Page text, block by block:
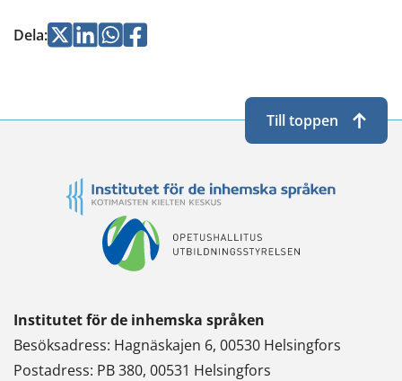
Dela:Jaa Jaa Jaa
Jaa
Institutet för de inhemska språken
Besöksadress: Hagnäskajen 6, 00530 Helsingfors
Postadress: PB 380, 00531 Helsingfors
Till toppen